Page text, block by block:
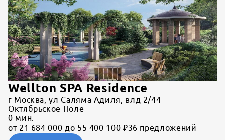
Wellton SPA Residence
г Москва, ул Саляма Адиля, влд 2/44
Октябрьское Поле
0 мин.
от 21 684 000 до 55 400 100 ₽36 предложений